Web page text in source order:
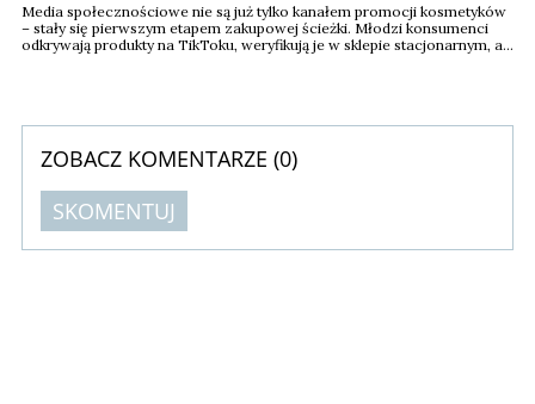
Media społecznościowe nie są już tylko kanałem promocji kosmetyków
– stały się pierwszym etapem zakupowej ścieżki. Młodzi konsumenci
odkrywają produkty na TikToku, weryfikują je w sklepie stacjonarnym, a
ZOBACZ KOMENTARZE (0)
SKOMENTUJ